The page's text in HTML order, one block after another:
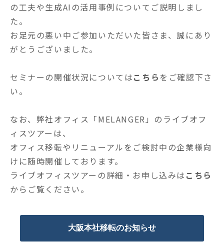
の工夫や生成AIの活用事例についてご説明しまし
た。
お足元の悪い中ご参加いただいた皆さま、誠にあり
がとうございました。
セミナーの開催状況についてはこちら をご確認下さ
い。
なお、弊社オフィス「MELANGER」のライブオフ
ィスツアーは、
オフィス移転やリニューアルをご検討中の企業様向
けに随時開催しております。
ライブオフィスツアーの詳細・お申し込みは こちら
からご覧ください。
大阪本社移転のお知らせ